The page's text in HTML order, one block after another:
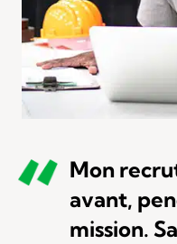
Mon
avant,
mission.